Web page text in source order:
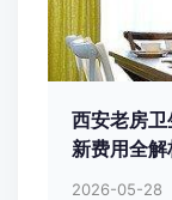
西安老房
新费用全
2026-05-28